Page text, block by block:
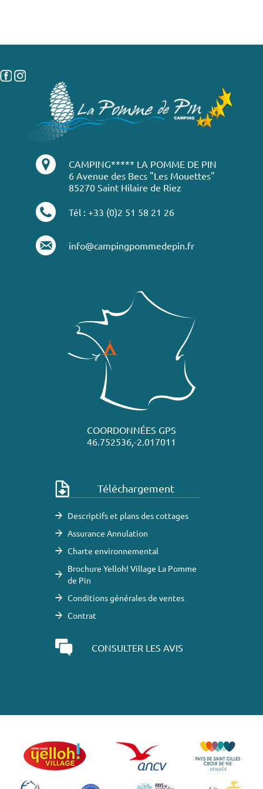
CAMPING***** LA POMME DE PIN
6 Avenue des Becs "Les Mouettes"
85270 Saint Hilaire de Riez
Tél : +33 (0)2 51 58 21 26
info@campingpommedepin.fr
COORDONNÉES GPS
46.752536,-2.017011
Téléchargement
Descriptifs et plans des cottages
Assurance Annulation
Charte environnemental
Brochure Yelloh! Village La Pomme
de Pin
Conditions générales de ventes
Contrat
CONSULTER LES AVIS